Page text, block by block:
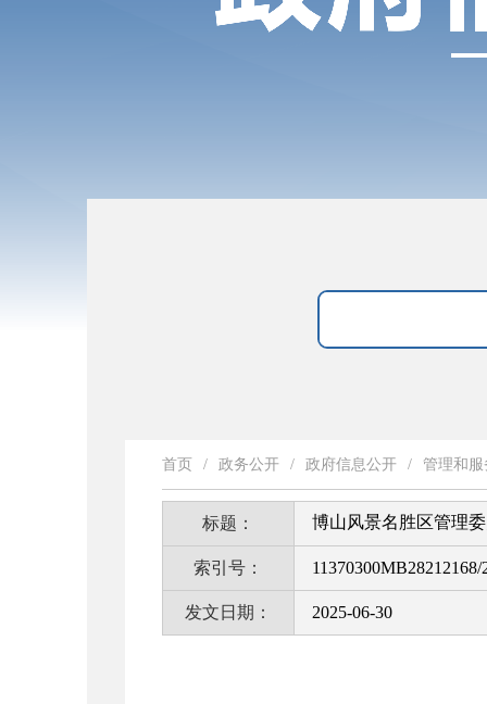
首页 / 政务公开 / 政府信息公开 / 管理和
标题： 博山风景名胜区管理
索引号： 11370300MB28212168/
发文日期： 2025-06-30